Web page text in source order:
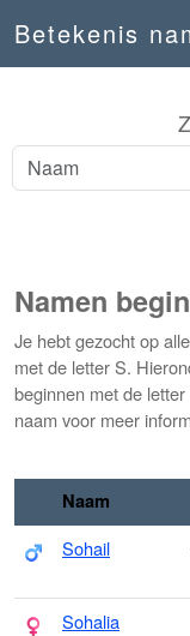
Betekenis
Namen
Je hebt gezocht op
met de letter S.
beginnen met de
naam voor meer
Naam
Sohail
Sohalia